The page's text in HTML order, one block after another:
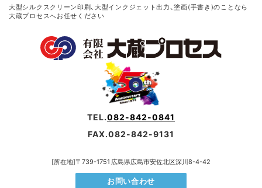
大型シルクスクリーン印刷、大型インクジェット出力、塗画(手書き)のことなら
大蔵プロセスへお任せください
TEL.082-842-0841
FAX.082-842-9131
[所在地]〒739-1751 広島県広島市安佐北区深川8-4-42
お問い合わせ